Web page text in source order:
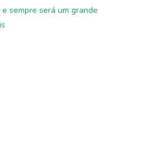
sempre será um grande